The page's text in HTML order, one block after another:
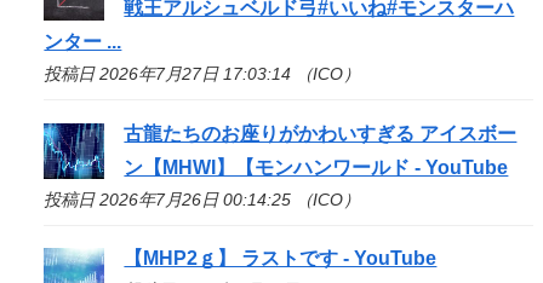
戦王アルシュベルド弓#いいね#モンスターハ
ンター ...
投稿日 2026年7月27日 17:03:14 （ICO）
古龍たちのお座りがかわいすぎる アイスボー
ン【MHWI】【モンハンワールド - YouTube
投稿日 2026年7月26日 00:14:25 （ICO）
【MHP2ｇ】 ラストです - YouTube